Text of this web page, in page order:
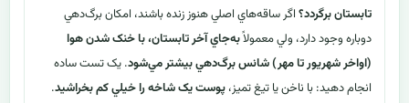
تابستان برگردد؟ اگر ساقه‌هاي اصلي هنوز زنده باشند، امکان برگ‌دهي
دوباره وجود دارد، ولي معمولاًبه‌جاي آخر تابستان، با خنک شدن هوا
(اواخر شهريور تا مهر) شانس برگ‌دهي بيشتر مي‌شود. يک تست ساده
انجام دهيد: با ناخن يا تيغ تميز، پوست يک شاخه را خيلي کم بخراشيد.